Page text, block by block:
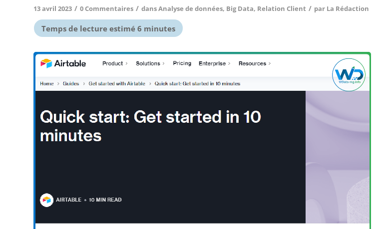
13 avril 2023 / 0 Commentaires / dansAnalyse de données, Big Data, Relation Client / par La Rédaction